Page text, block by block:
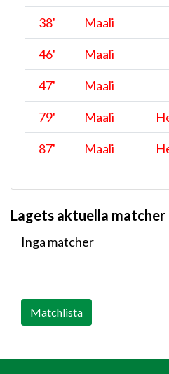
38' Maali
46' Maali
47' Maali
79' Maali
87' Maali
Lagets aktuella matcher
Inga matcher
Matchlista